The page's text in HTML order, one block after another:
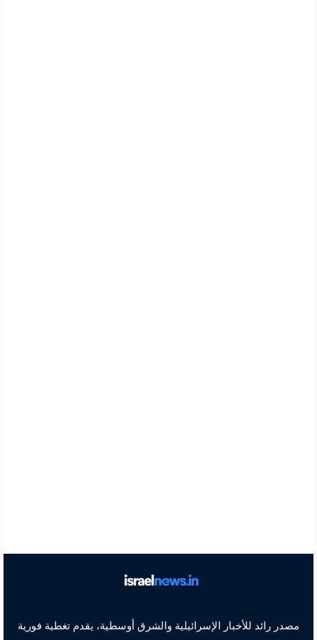
مصدر رائد للأخبار الإسرائيلية والشرق أوسطية، يقدم تغطية فورية